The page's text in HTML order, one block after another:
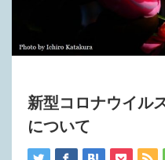
新型コロナウイル
について